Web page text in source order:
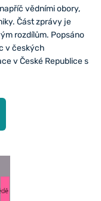
vědními obory,
Část zprávy je
rozdílům. Popsáno
v českých
v České Republice s